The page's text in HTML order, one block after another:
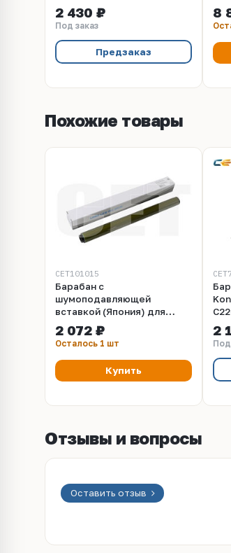
2 430 ₽
Под заказ
Предзаказ
8
Похожие товары
CET101015
Барабан с
шумоподавляющей
вставкой (Япония) для
Konica Minolta Bizhub 224e
(CET), CET101015
2 072 ₽
Осталось 1 шт
Купить
2
Под
Отзывы и вопросы
Оставить отзыв